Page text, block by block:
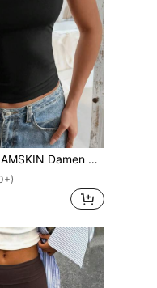
Bandeau-Top für alle Jahreszeiten, Sommer & Herbst Lässig Doppellagig Slim Fit Basic Cami Top, Streetwear & Strandurlaub Schwarz